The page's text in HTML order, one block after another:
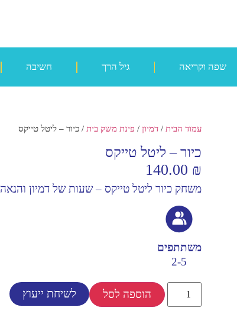
שפה וקריאה גיל הרך חשיבה
עמוד הבית /דמיון / פינת משק בית / כיור – ליטל טייקס
כיור – ליטל טייקס
140.00 ₪
משחק כיור ליטל טייקס – שעות של דמיון והנאה
משתתפים
2-5
הוספה לסל לשיחת ייעוץ